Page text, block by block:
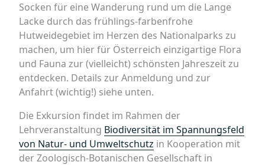
Socken für eine Wanderung rund um die Lange
Lacke durch das frühlings-farbenfrohe
Hutweidegebiet im Herzen des Nationalparks zu
machen, um hier für Österreich einzigartige Flora
und Fauna zur (vielleicht) schönsten Jahreszeit zu
entdecken. Details zur Anmeldung und zur
Anfahrt (wichtig!) siehe unten.
Die Exkursion findet im Rahmen der
Lehrveranstaltung Biodiversität im Spannungsfeld
von Natur- und Umweltschutz in Kooperation mit
der Zoologisch-Botanischen Gesellschaft in